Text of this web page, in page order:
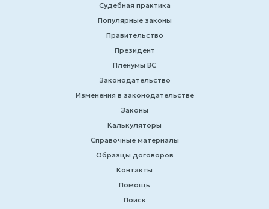
Судебная практика
Популярные законы
Правительство
Президент
Пленумы ВС
Законодательство
Изменения в законодательстве
Законы
Калькуляторы
Справочные материалы
Образцы договоров
Контакты
Помощь
Поиск